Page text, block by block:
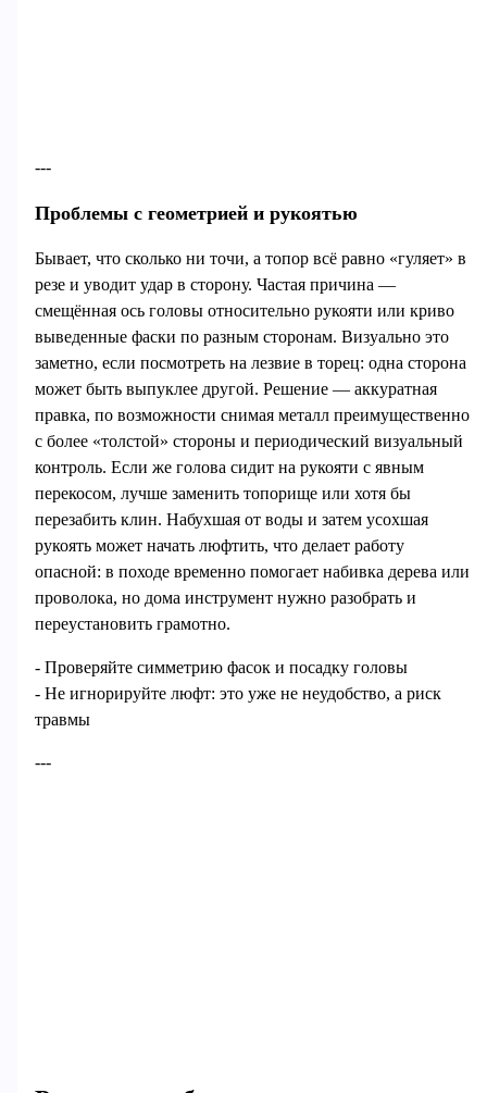
---
Проблемы с геометрией и рукоятью
Бывает, что сколько ни точи, а топор всё равно «гуляет» в
резе и уводит удар в сторону. Частая причина —
смещённая ось головы относительно рукояти или криво
выведенные фаски по разным сторонам. Визуально это
заметно, если посмотреть на лезвие в торец: одна сторона
может быть выпуклее другой. Решение — аккуратная
правка, по возможности снимая металл преимущественно
с более «толстой» стороны и периодический визуальный
контроль. Если же голова сидит на рукояти с явным
перекосом, лучше заменить топорище или хотя бы
перезабить клин. Набухшая от воды и затем усохшая
рукоять может начать люфтить, что делает работу
опасной: в походе временно помогает набивка дерева или
проволока, но дома инструмент нужно разобрать и
переустановить грамотно.
- Проверяйте симметрию фасок и посадку головы
- Не игнорируйте люфт: это уже не неудобство, а риск
травмы
---